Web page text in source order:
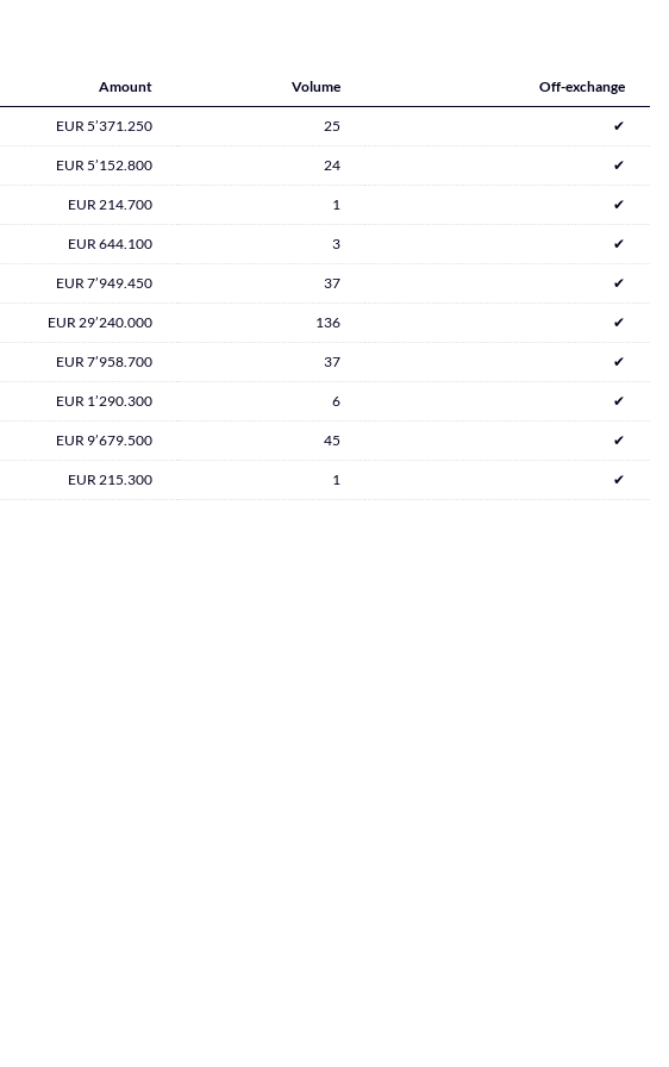
Amount Volume Off-exchange
EUR 5’371.250 25 ✔
EUR 5’152.800 24 ✔
EUR 214.700 1 ✔
EUR 644.100 3 ✔
EUR 7’949.450 37 ✔
EUR 29’240.000 136 ✔
EUR 7’958.700 37 ✔
EUR 1’290.300 6 ✔
EUR 9’679.500 45 ✔
EUR 215.300 1 ✔